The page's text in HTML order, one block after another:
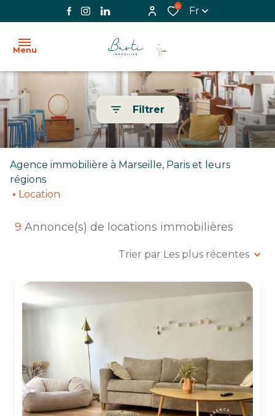
0 Fr
Menu
ACCUEIL
L'AGENCE
LOCATION
VENDUS
ESTIMATION
Filtrer
Agence immobilière à Marseille, Paris et leurs
régions
Location
9 Annonce(s) de locations immobilières
Trier par Les plus récentes